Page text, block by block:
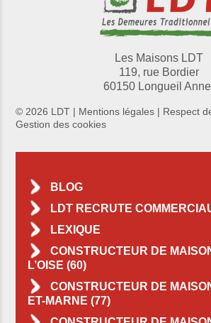
Les Maisons LDT
119, rue Bordier
60150 Longueil Annel
© 2026 LDT | Mentions légales | Respect
Gestion des cookies
BLOG
LDT RECRUTE
LEXIQUE
CONSTRUCTEUR DE
L’OISE (60)
CONSTRUCTEUR DE
ET-MARNE (77)